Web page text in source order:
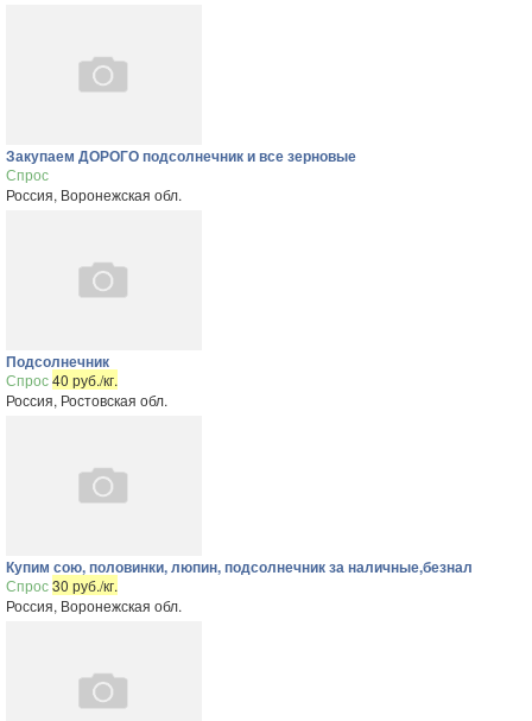
Закупаем ДОРОГО подсолнечник и все зерновые
Спрос
Россия, Воронежская обл.
Подсолнечник
Спрос40 руб./кг.
Россия, Ростовская обл.
Купим сою, половинки, люпин, подсолнечник за наличные,безнал
Спрос30 руб./кг.
Россия, Воронежская обл.